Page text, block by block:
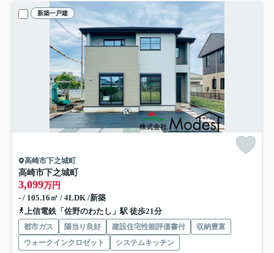
新築一戸建
高崎市下之城町
高崎市下之城町
3,099万円
- / 105.16㎡ / 4LDK /新築
上信電鉄「佐野のわたし」駅 徒歩21分
都市ガス 陽当り良好 建設住宅性能評価書付
収納豊富
ウォークインクロゼット
システムキッチン